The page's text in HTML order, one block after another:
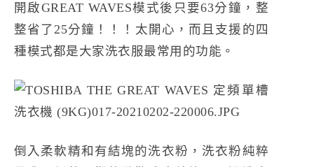
開啟GREAT WAVES模式後只要63分鐘，整
整省了25分鐘！！！太開心，而且支援的四
種模式都是大家洗衣服最常用的功能。
倒入柔軟精和有結塊的洗衣粉，洗衣粉純粹